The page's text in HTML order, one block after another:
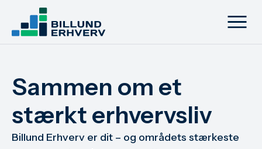
Sammen om et
stærkt erhvervsliv
Billund Erhverv er dit – og områdets stærkeste